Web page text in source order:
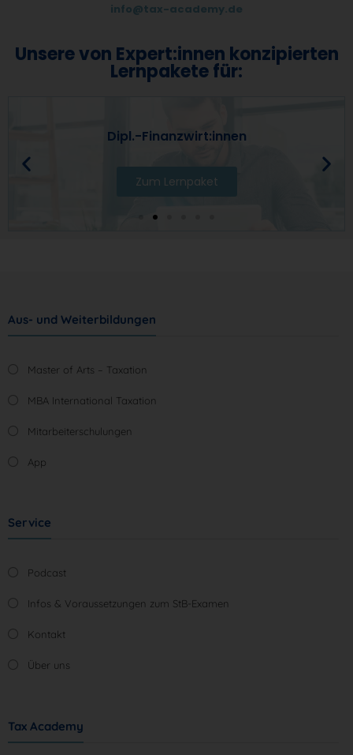
info@tax-academy.de
Unsere von Expert:innen konzipierten
Lernpakete für:
Dipl.-Finanzwirt:innen
Zum Lernpaket
Aus- und Weiterbildungen
Master of Arts – Taxation
MBA International Taxation
Mitarbeiterschulungen
App
Service
Podcast
Infos & Voraussetzungen zum StB-Examen
Kontakt
Über uns
Tax Academy